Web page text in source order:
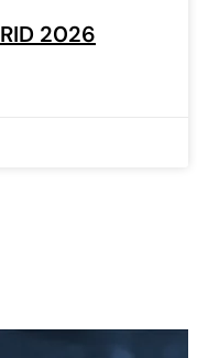
2026